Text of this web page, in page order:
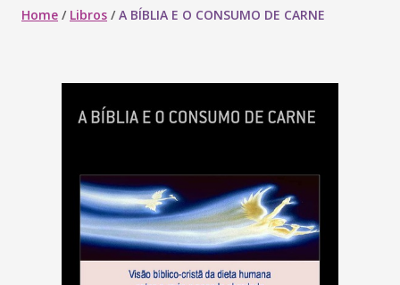
Home / Libros /A BÍBLIA E O CONSUMO DE CARNE